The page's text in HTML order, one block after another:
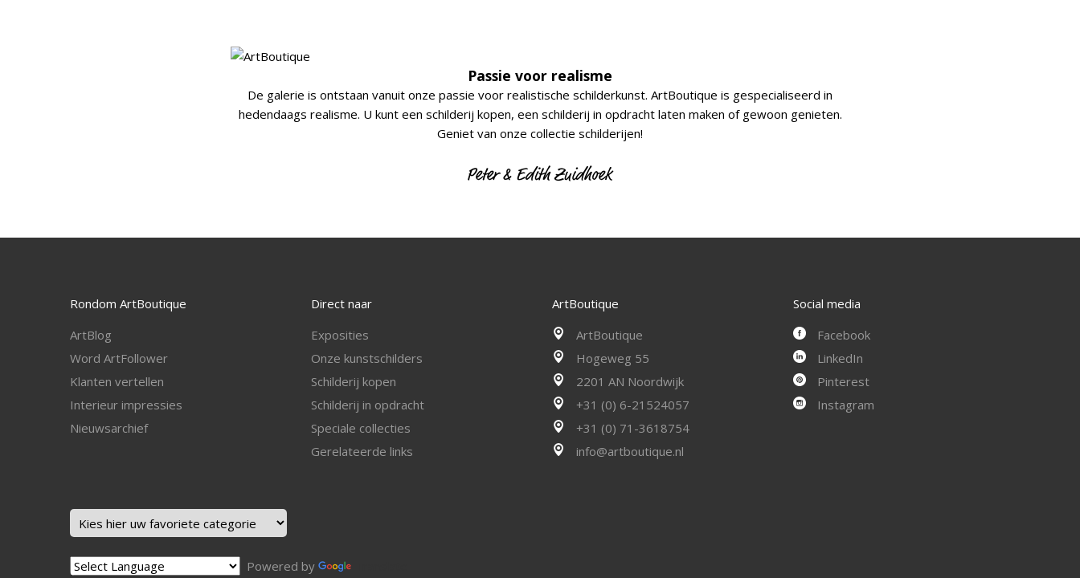
Passie voor realisme
De galerie is ontstaan vanuit onze passie voor realistische schilderkunst. ArtBoutique is gespecialiseerd in
hedendaags realisme. U kunt een schilderij kopen, een schilderij in opdracht laten maken of gewoon genieten.
Geniet van onze collectie schilderijen!
Rondom ArtBoutique
ArtBlog
Word ArtFollower
Klanten vertellen
Interieur impressies
Nieuwsarchief
Direct naar
Exposities
Onze kunstschilders
Schilderij kopen
Schilderij in opdracht
Speciale collecties
Gerelateerde links
ArtBoutique
ArtBoutique
Hogeweg 55
2201 AN Noordwijk
+31 (0) 6-21524057
+31 (0) 71-3618754
info@artboutique.nl
Social media
Facebook
LinkedIn
Pinterest
Instagram
Powered by